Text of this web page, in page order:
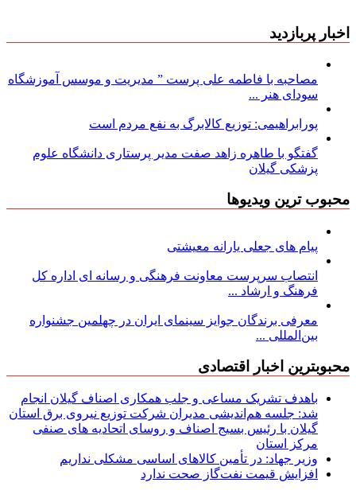
اخبار پربازدید
مصاحبه با فاطمه علی پرست ” مدیریت و موسس آموزشگاه
سودای هنر ...
پورابراهیمی: توزیع کالابرگ به نفع مردم است
گفتگو با طاهره زاهد صفت مدیر پرستاری دانشگاه علوم
پزشکی گیلان
محبوب ترین ویدیوها
پیام های جعلی یارانه معیشتی
انتصاب سرپرست معاونت فرهنگی و رسانه ای اداره کل
فرهنگ و ارشاد ...
معرفی برندگان جوایز سینمای ایران در چهلمین جشنواره
بین‌المللی ...
محبوبترین اخبار اقتصادی
باهدف تشریک مساعی و جلب همکاری اصناف گیلان انجام
شد: جلسه هم‌اندیشی مدیران شركت توزیع نیروی برق استان
گیلان با رئیس بسیج اصناف و روسای اتحادیه های صنفی
مركز استان
وزیر جهاد: در تأمین کالاهای اساسی مشکلی نداریم
افزایش قیمت نفت‌گاز صحت ندارد